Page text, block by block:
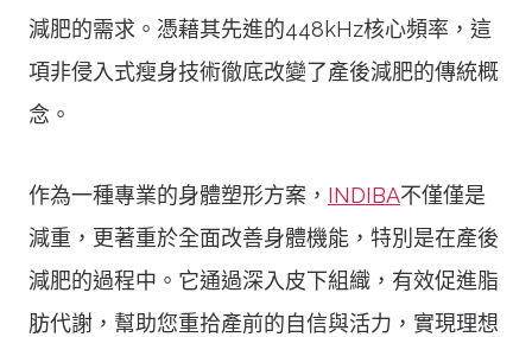
減肥的需求。憑藉其先進的448kHz核心頻率，這
項非侵入式瘦身技術徹底改變了產後減肥的傳統概
念。
作為一種專業的身體塑形方案， INDIBA不僅僅是
減重，更著重於全面改善身體機能，特別是在產後
減肥的過程中。它通過深入皮下組織，有效促進脂
肪代謝，幫助您重拾產前的自信與活力，實現理想